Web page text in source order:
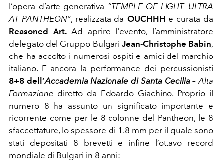
l’opera d’arte generativa “TEMPLE OF LIGHT_ULTRA
AT PANTHEON”, realizzata da OUCHHH e curata da
Reasoned Art. Ad aprire l'evento, l’amministratore
delegato del Gruppo Bulgari Jean-Christophe Babin,
che ha accolto i numerosi ospiti e amici del marchio
italiano. E ancora la performance dei percussionisti
8+8 dell’Accademia Nazionale di Santa Cecilia– Alta
Formazione diretto da Edoardo Giachino. Proprio il
numero 8 ha assunto un significato importante e
ricorrente come per le 8 colonne del Pantheon, le 8
sfaccettature, lo spessore di 1.8 mm per il quale sono
stati depositati 8 brevetti e infine l’ottavo record
mondiale di Bulgari in 8 anni: